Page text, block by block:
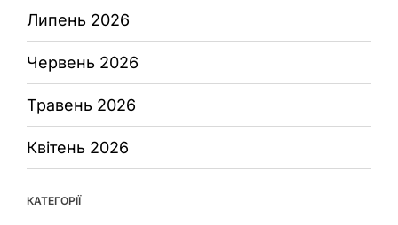
Липень 2026
Червень 2026
Травень 2026
Квітень 2026
КАТЕГОРІЇ